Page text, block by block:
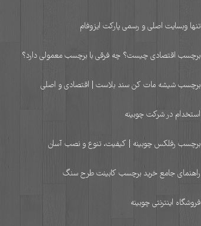
تنها وبسایت اصلی و رسمی پارکت ایزوفام
برچسب اقتصادی چیست؟ چه فرقی با برچسب معمولی دارد؟
برچسب شیشه مات کن سند بلاست | اقتصادی و اصلی
استخدام در شرکت چوبینه
برچسب رفلکس چوبینه | کیفیت، تنوع و نصب آسان
راهنمای جامع خرید برچسب کابینت طرح سنگ
فروشگاه اینترنتی چوبینه